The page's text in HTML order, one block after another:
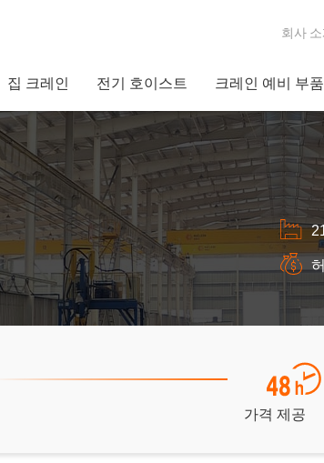
회사 소
집 크레인 전기 호이스트 크레인 예비 부품
가격 제공